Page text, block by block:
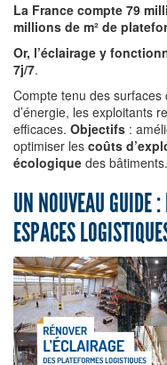
La France compte 79
millions de m² de
Or, l’éclairage y
7j/7.
Compte tenu des
d’énergie, les exploitants
efficaces. Objectifs :
optimiser les coûts
écologique des bâtiments.
UN NOUVEAU GUIDE :
ESPACES